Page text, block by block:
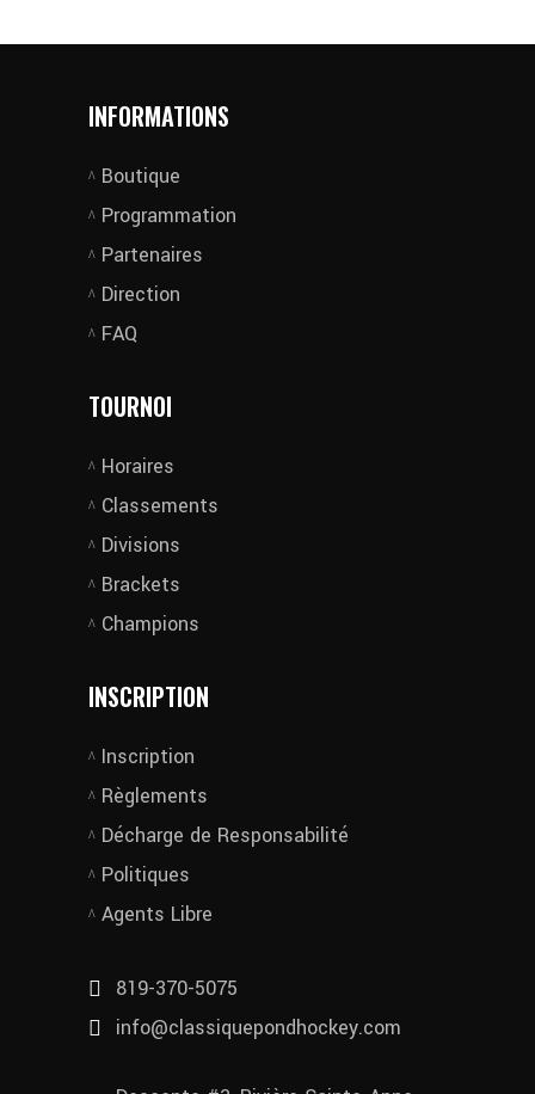
INFORMATIONS
Boutique
Programmation
Partenaires
Direction
FAQ
TOURNOI
Horaires
Classements
Divisions
Brackets
Champions
INSCRIPTION
Inscription
Règlements
Décharge de Responsabilité
Politiques
Agents Libre
819-370-5075
info@classiquepondhockey.com